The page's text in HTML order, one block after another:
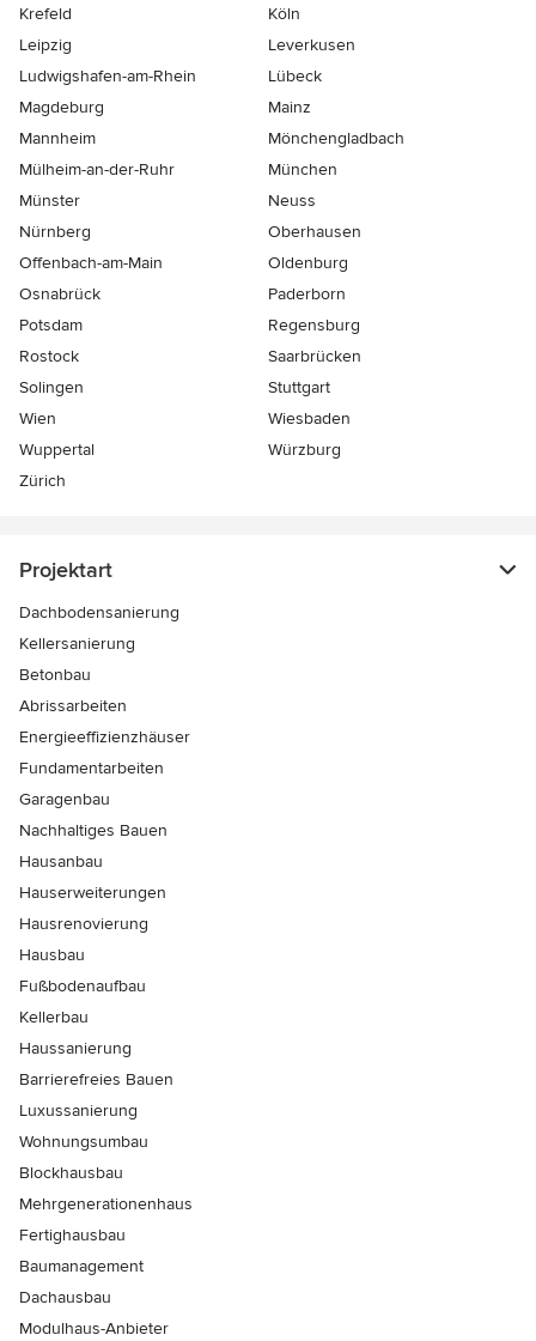
Krefeld
Köln
Leipzig
Leverkusen
Ludwigshafen-am-Rhein
Lübeck
Magdeburg
Mainz
Mannheim
Mönchen­gladbach
Mülheim-an-der-Ruhr
München
Münster
Neuss
Nürnberg
Oberhausen
Offenbach-am-Main
Oldenburg
Osnabrück
Paderborn
Potsdam
Regensburg
Rostock
Saarbrücken
Solingen
Stuttgart
Wien
Wiesbaden
Wuppertal
Würzburg
Zürich
Projektart
Dachbodensanierung
Kellersanierung
Betonbau
Abrissarbeiten
Energieeffizienzhäuser
Fundamentarbeiten
Garagenbau
Nachhaltiges Bauen
Hausanbau
Hauserweiterungen
Hausrenovierung
Hausbau
Fußbodenaufbau
Kellerbau
Haussanierung
Barrierefreies Bauen
Luxussanierung
Wohnungsumbau
Blockhausbau
Mehrgenerationenhaus
Fertighausbau
Baumanagement
Dachausbau
Modulhaus-Anbieter